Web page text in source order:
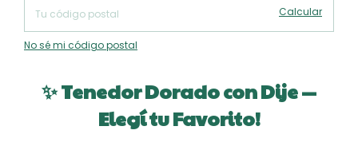
Calcular
No sé mi código postal
✨Tenedor Dorado con Dije —
Elegí tu Favorito!